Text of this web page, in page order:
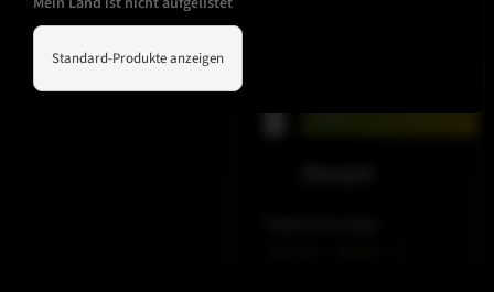
Standard-Produkte anzeigen